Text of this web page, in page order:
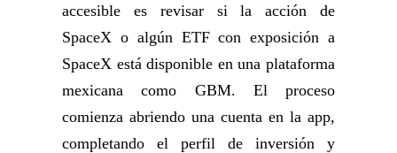
accesible es revisar si la acción de
SpaceX o algún ETF con exposición a
SpaceX está disponible en una plataforma
mexicana como GBM. El proceso
comienza abriendo una cuenta en la app,
completando el perfil de inversión y